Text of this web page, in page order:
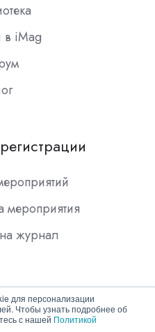
для персонализации
Чтобы узнать подробнее об
с нашей Политикой
iMag
мероприятия
журнал